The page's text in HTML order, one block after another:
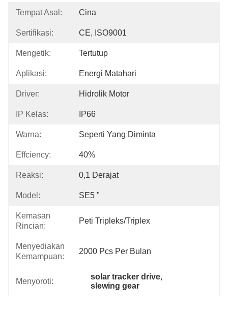
Tempat Asal: Cina
Sertifikasi: CE, ISO9001
Mengetik: Tertutup
Aplikasi: Energi Matahari
Driver: Hidrolik Motor
IP Kelas: IP66
Warna: Seperti Yang Diminta
Effciency: 40%
Reaksi: 0,1 Derajat
Model: SE5 "
Kemasan
Rincian:
Peti Tripleks/Triplex
Menyediakan
Kemampuan:
2000 Pcs Per Bulan
Menyoroti:
solar tracker drive,
slewing gear